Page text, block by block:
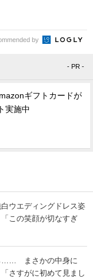
by
- PR -
ギフトカードが
実施中
ウエディングドレス姿
この笑顔が切なすぎ
…… まさかの中身に
さすがに初めて見まし